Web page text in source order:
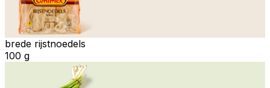
brede rijstnoedels
100 g